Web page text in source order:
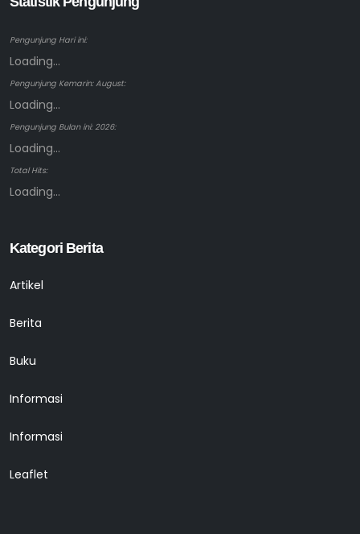
Pengunjung Hari ini:
Loading...
Pengunjung Kemarin: August:
Loading...
Pengunjung Bulan ini: 2026:
Loading...
Total Hits:
Loading...
Kategori Berita
Artikel
Berita
Buku
Informasi
Informasi
Leaflet